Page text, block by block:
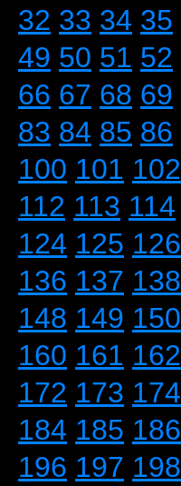
32 33 34 35
49 50 51 52
66 67 68 69
83 84 85 86
100 101 102
112 113 114
124 125 126
136 137 138
148 149 150
160 161 162
172 173 174
184 185 186
196 197 198